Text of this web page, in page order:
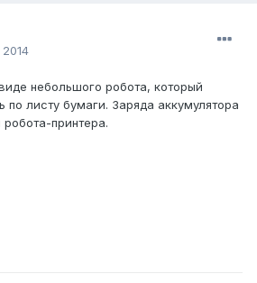
2014
небольшого робота, который
по листу бумаги. Заряда аккумулятора
принтера.